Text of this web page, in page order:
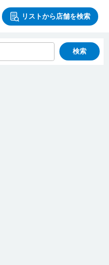
リストから店舗を検索
検索